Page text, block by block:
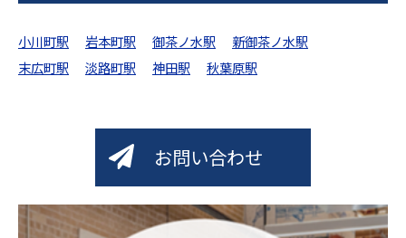
小川町駅 岩本町駅 御茶ノ水駅
新御茶ノ水駅
末広町駅
淡路町駅 神田駅 秋葉原駅
お問い合わせ